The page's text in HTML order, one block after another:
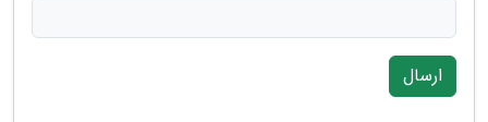
ارسال